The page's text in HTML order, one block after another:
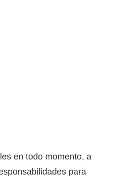
en todo momento, a
para